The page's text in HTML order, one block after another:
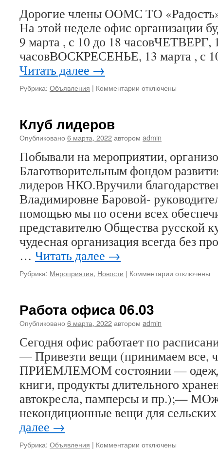
Дорогие члены ООМС ТО «Радость»
На этой неделе офис организации
9 марта , с 10 до 18 часовЧЕТВЕРГ,
часовВОСКРЕСЕНЬЕ, 13 марта , с
Читать далее →
Рубрика: Объявления | Комментарии котключены
Клуб лидеров
Опубликовано 6 марта, 2022автором admin
Побывали на мероприятии,
Благотворительным фондом
лидеров НКО.Вручили
Владимировне Баровой-
помощью мы по осени всех
представителю Общества русской
чудесная организация всегда без
… Читать далее →
Рубрика: Мероприятия, Новости | Комментарии котключены
Работа офиса 06.03
Опубликовано 6 марта, 2022автором admin
Сегодня офис работает по
— Привезти вещи (принимаем все,
ПРИЕМЛЕМОМ состоянии —
книги, продукты длительного
автокресла, памперсы и пр.);—
некондиционные вещи для
далее →
Рубрика: Объявления | Комментарии котключены